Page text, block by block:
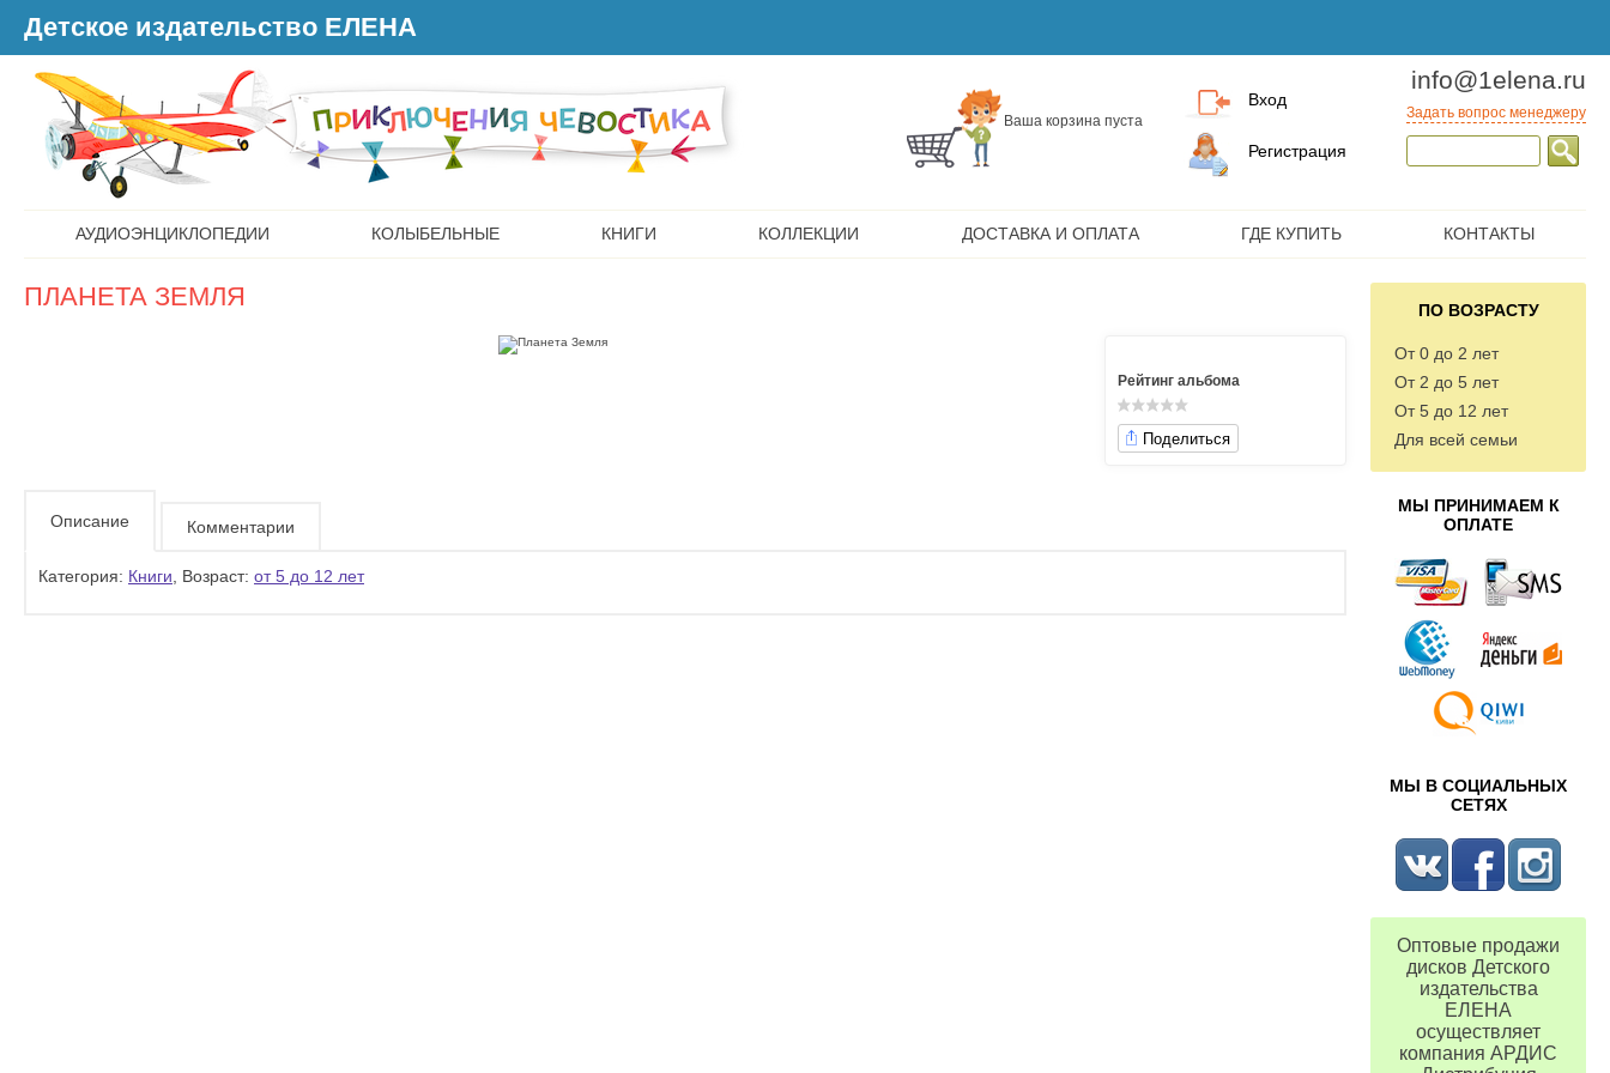
Детское издательство ЕЛЕНА
info@1elena.ru
Задать вопрос менеджеру
Вход
Регистрация
Ваша корзина пуста
АУДИОЭНЦИКЛОПЕДИИ КОЛЫБЕЛЬНЫЕ КНИГИ КОЛЛЕКЦИИ ДОСТАВКА И ОПЛАТА ГДЕ КУПИТЬ КОНТАКТЫ
ПО ВОЗРАСТУ
От 0 до 2 лет
От 2 до 5 лет
От 5 до 12 лет
Для всей семьи
МЫ ПРИНИМАЕМ К
ОПЛАТЕ
МЫ В СОЦИАЛЬНЫХ
СЕТЯХ
Оптовые продажи
дисков Детского
издательства
ЕЛЕНА
осуществляет
компания АРДИС
ПЛАНЕТА ЗЕМЛЯ
Рейтинг альбома
Поделиться
Описание Комментарии
Категория: Книги , Возраст: от 5 до 12 лет